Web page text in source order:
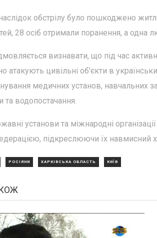
обстрілу було пошкоджено
28 осіб отримали поранення, а одна
визнавати, що під час
атакують цивільні об'єкти в
медичних установ, навчальних
та водопостачання.
установи та міжнародні
підкреслюючи їх навмисний
РОСІЯНИ ХАРКІВСЬКА ОБЛАСТЬ КИЇВ